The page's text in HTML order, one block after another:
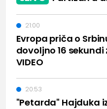
Evropa priča o
dovoljno 16
VIDEO
21:00
"Petarda" Hajduka
20:53